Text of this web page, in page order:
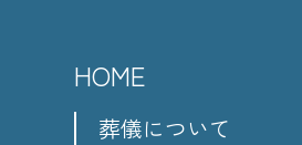
HOME
葬儀について